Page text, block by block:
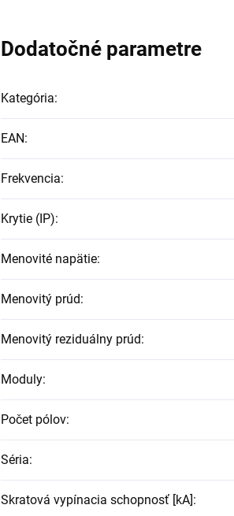
Dodatočné parametre
Kategória:
EAN:
Frekvencia:
Krytie (IP):
Menovité napätie:
Menovitý prúd:
Menovitý reziduálny prúd:
Moduly:
Počet pólov:
Séria:
Skratová vypínacia schopnosť [kA]: